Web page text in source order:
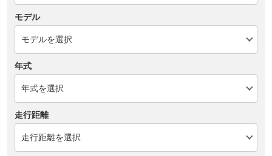
モデル
年式
走行距離